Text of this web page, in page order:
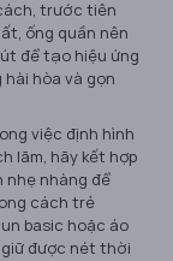
trước tiên
ống quần nên
để tạo hiệu ứng
hòa và gọn
việc định hình
lãm, hãy kết hợp
nhẹ nhàng để
cách trẻ
basic hoặc áo
giữ được nét thời